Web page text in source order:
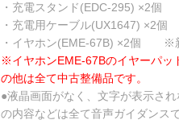
・充電スタンド(EDC-295) ×2個
・充電用ケーブル(UX1647) ×2個
・イヤホン(EME-67B) ×2個 ※
※イヤホンEME-67Bのイヤーパッ
の他は全て中古整備品です。
●液晶画面がなく、文字が表示さ
の内容などは全て音声ガイダンス